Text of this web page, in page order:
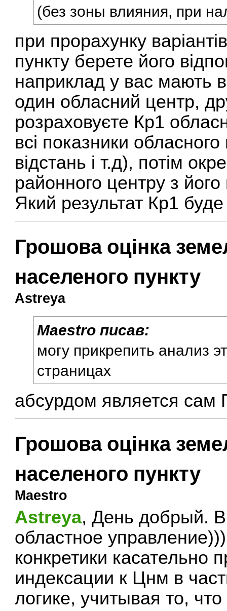
(без зоны влияния, при
при прорахунку
пункту берете його
наприклад у вас мають
один обласний центр,
розраховуєте Кр1
всі показники
відстань і т.д), потім
районного центру з
Який результат Кр1
Грошова оцінка
населеного пункту
Astreya
Maestro писав:
могу прикрепить анализ
страницах
абсурдом является
Грошова оцінка
населеного пункту
Maestro
Astreya, День добрый.
областное
конкретики касательно
индексации к Цнм в
логике, учитывая то,